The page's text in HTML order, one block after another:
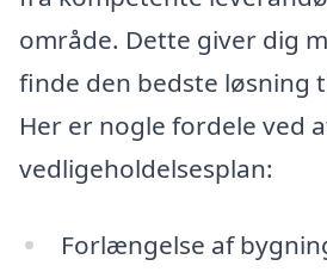
område. Dette giver dig
finde den bedste løsning
Her er nogle fordele ved
vedligeholdelsesplan:
Forlængelse af